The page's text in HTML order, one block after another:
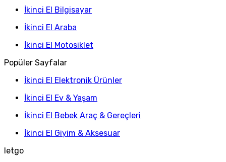
İkinci El Bilgisayar
İkinci El Araba
İkinci El Motosiklet
Popüler Sayfalar
İkinci El Elektronik Ürünler
İkinci El Ev & Yaşam
İkinci El Bebek Araç & Gereçleri
İkinci El Giyim & Aksesuar
letgo